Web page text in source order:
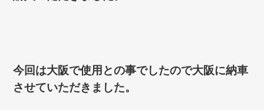
今回は大阪で使用との事でしたので大阪に納車
させていただきました。